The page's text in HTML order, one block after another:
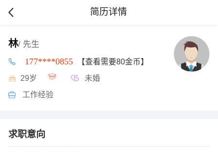
简历详情
林/ 先生
177****0855 【查看需要80金币】
29岁 未婚
工作经验
求职意向